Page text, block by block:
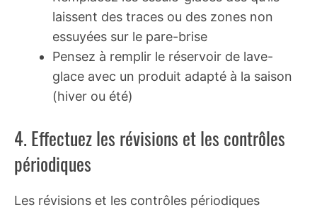
laissent des traces ou des zones non
essuyées sur le pare-brise
Pensez à remplir le réservoir de lave-
glace avec un produit adapté à la saison
(hiver ou été)
4. Effectuez les révisions et les contrôles
périodiques
Les révisions et les contrôles périodiques